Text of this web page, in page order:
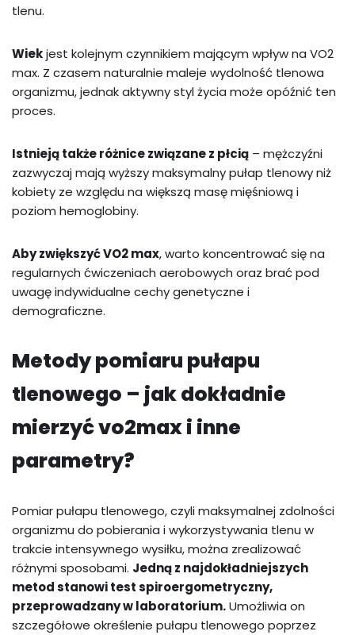
tlenu.
Wiekjest kolejnym czynnikiem mającym wpływ na VO2
max. Z czasem naturalnie maleje wydolność tlenowa
organizmu, jednak aktywny styl życia może opóźnić ten
proces.
Istnieją także różnice związane z płcią – mężczyźni
zazwyczaj mają wyższy maksymalny pułap tlenowy niż
kobiety ze względu na większą masę mięśniową i
poziom hemoglobiny.
Aby zwiększyć VO2 max, warto koncentrować się na
regularnych ćwiczeniach aerobowych oraz brać pod
uwagę indywidualne cechy genetyczne i
demograficzne.
Metody pomiaru pułapu
tlenowego – jak dokładnie
mierzyć vo2max i inne
parametry?
Pomiar pułapu tlenowego, czyli maksymalnej zdolności
organizmu do pobierania i wykorzystywania tlenu w
trakcie intensywnego wysiłku, można zrealizować
różnymi sposobami. Jedną z najdokładniejszych
metod stanowi test spiroergometryczny,
przeprowadzany w laboratorium.Umożliwia on
szczegółowe określenie pułapu tlenowego poprzez